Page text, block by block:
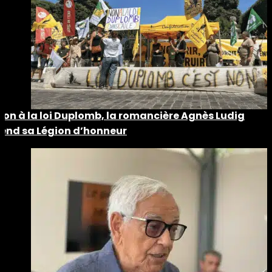
à la loi Duplomb, la romancière Agnès Ludig
sa Légion d’honneur